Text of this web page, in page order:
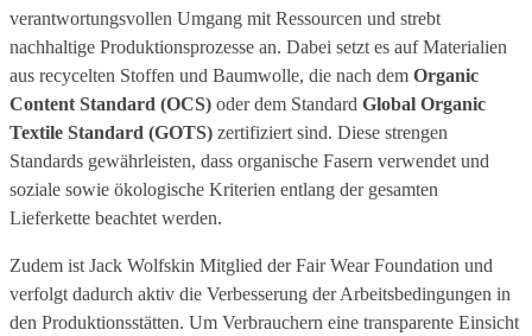
verantwortungsvollen Umgang mit Ressourcen und strebt
nachhaltige Produktionsprozesse an. Dabei setzt es auf Materialien
aus recycelten Stoffen und Baumwolle, die nach dem Organic
Content Standard (OCS) oder dem Standard Global Organic
Textile Standard (GOTS) zertifiziert sind. Diese strengen
Standards gewährleisten, dass organische Fasern verwendet und
soziale sowie ökologische Kriterien entlang der gesamten
Lieferkette beachtet werden.
Zudem ist Jack Wolfskin Mitglied der Fair Wear Foundation und
verfolgt dadurch aktiv die Verbesserung der Arbeitsbedingungen in
den Produktionsstätten. Um Verbrauchern eine transparente Einsicht